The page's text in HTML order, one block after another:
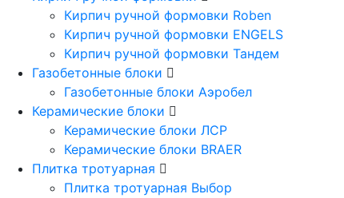
Кирпич ручной формовки Roben
Кирпич ручной формовки ENGELS
Кирпич ручной формовки Тандем
Газобетонные блоки
Газобетонные блоки Аэробел
Керамические блоки
Керамические блоки ЛСР
Керамические блоки BRAER
Плитка тротуарная
Плитка тротуарная Выбор